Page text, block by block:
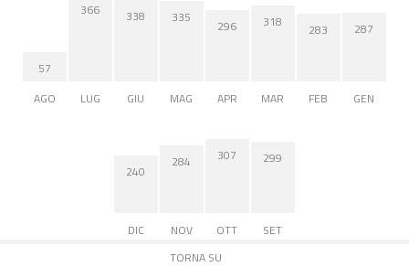
57
AGO
366
LUG
338
GIU
335
MAG
296
APR
318
MAR
283
FEB
287
GEN
240
DIC
284
NOV
307
OTT
299
SET
TORNA SU